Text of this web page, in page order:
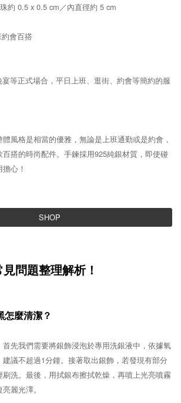
約 0.5 x 0.5 cm／內直徑約 5 cm
會百搭
等正式場合，平日上班、逛街、約會等簡約的服
風格是相當的優雅，無論是上班通勤或是約會，
搭的時尚配件。手鍊採用925純銀材質，即使碰
心！
SHOP
問題整理解析！
怎麼清潔？
先我們需要將銀飾浸泡於專用洗銀液中，依據氧
議不超過1分鐘。接著取出銀飾，若發現有部分
洗。最後，用拭銀布擦拭乾燥，再噴上光亮噴霧
麗光澤。